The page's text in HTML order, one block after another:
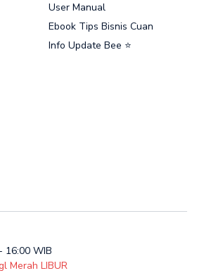
User Manual
Ebook Tips Bisnis Cuan
Info Update Bee ⭐
16:00 WIB
Merah LIBUR